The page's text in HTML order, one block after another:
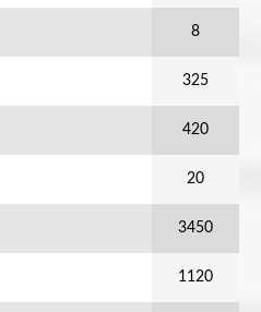
8
325
420
20
3450
1120